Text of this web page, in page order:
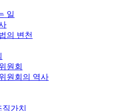
일
의 변천
원회
원회의 역사
가치